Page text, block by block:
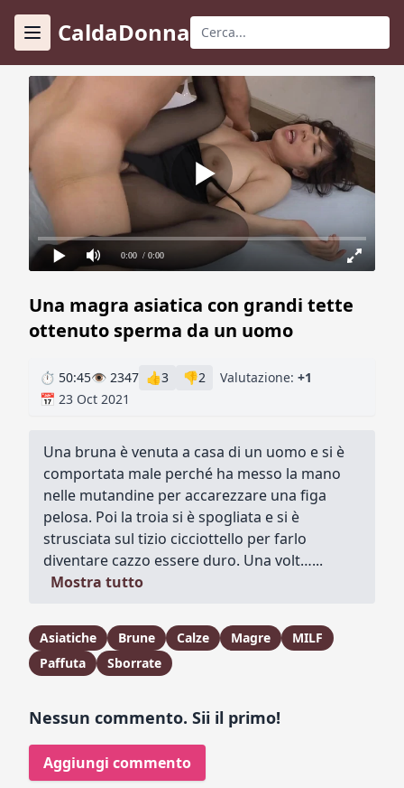
CaldaDonna
0:00 / 0:00
Una magra asiatica con grandi tette
ottenuto sperma da un uomo
⏱ 50:45👁 2347 👍3 👎2 Valutazione: +1
📅 23 Oct 2021
Una bruna è venuta a casa di un uomo e si è
comportata male perché ha messo la mano
nelle mutandine per accarezzare una figa
pelosa. Poi la troia si è spogliata e si è
strusciata sul tizio cicciottello per farlo
diventare cazzo essere duro. Una volt…...
Mostra tutto
Asiatiche Brune Calze Magre
MILF
Paffuta
Sborrate
Nessun commento. Sii il primo!
Aggiungi commento